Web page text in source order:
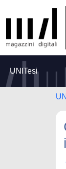
UNITesi